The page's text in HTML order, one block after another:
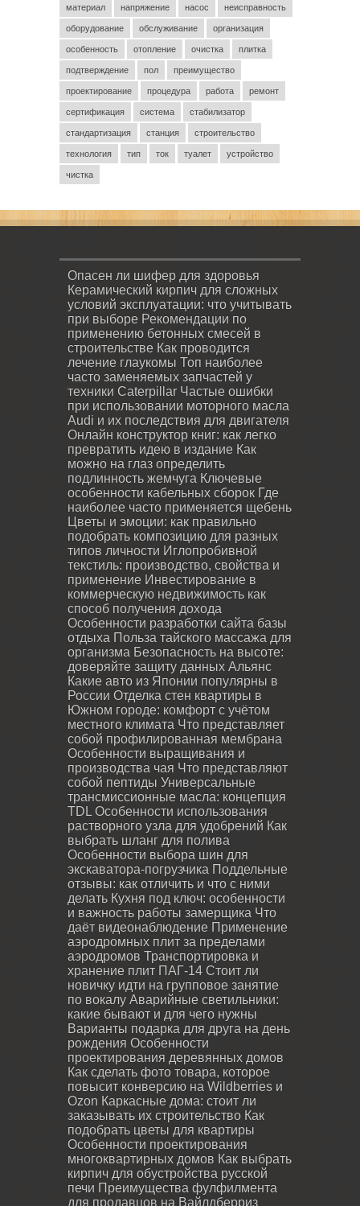
материал напряжение насос неисправность
оборудование обслуживание организация
особенность отопление очистка плитка
подтверждение пол преимущество
проектирование процедура работа ремонт
сертификация система стабилизатор
стандартизация станция строительство
технология тип ток туалет устройство
чистка
Опасен ли шифер для здоровья
Керамический кирпич для сложных
условий эксплуатации: что учитывать
при выборе Рекомендации по
применению бетонных смесей в
строительстве Как проводится
лечение глаукомы Топ наиболее
часто заменяемых запчастей у
техники Caterpillar Частые ошибки
при использовании моторного масла
Audi и их последствия для двигателя
Онлайн конструктор книг: как легко
превратить идею в издание Как
можно на глаз определить
подлинность жемчуга Ключевые
особенности кабельных сборок Где
наиболее часто применяется щебень
Цветы и эмоции: как правильно
подобрать композицию для разных
типов личности Иглопробивной
текстиль: производство, свойства и
применение Инвестирование в
коммерческую недвижимость как
способ получения дохода
Особенности разработки сайта базы
отдыха Польза тайского массажа для
организма Безопасность на высоте:
доверяйте защиту данных Альянс
Какие авто из Японии популярны в
России Отделка стен квартиры в
Южном городе: комфорт с учётом
местного климата Что представляет
собой профилированная мембрана
Особенности выращивания и
производства чая Что представляют
собой пептиды Универсальные
трансмиссионные масла: концепция
TDL Особенности использования
растворного узла для удобрений Как
выбрать шланг для полива
Особенности выбора шин для
экскаватора-погрузчика Поддельные
отзывы: как отличить и что с ними
делать Кухня под ключ: особенности
и важность работы замерщика Что
даёт видеонаблюдение Применение
аэродромных плит за пределами
аэродромов Транспортировка и
хранение плит ПАГ-14 Стоит ли
новичку идти на групповое занятие
по вокалу Аварийные светильники:
какие бывают и для чего нужны
Варианты подарка для друга на день
рождения Особенности
проектирования деревянных домов
Как сделать фото товара, которое
повысит конверсию на Wildberries и
Ozon Каркасные дома: стоит ли
заказывать их строительство Как
подобрать цветы для квартиры
Особенности проектирования
многоквартирных домов Как выбрать
кирпич для обустройства русской
печи Преимущества фулфилмента
для продавцов на Вайлдберриз